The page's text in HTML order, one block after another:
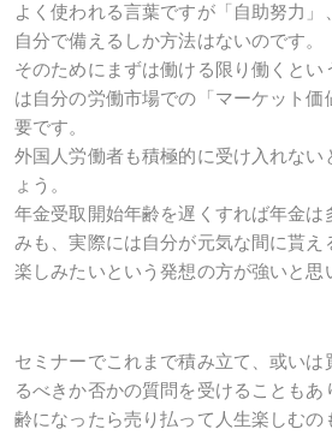
よく使われる言葉ですが「自助努力」
自分で備えるしか方法はないのです。
そのためにまずは働ける限り働くとい
は自分の労働市場での「マーケット
要です。
外国人労働者も積極的に受け入れない
ょう。
年金受取開始年齢を遅くすれば年金は
みも、実際には自分が元気な間に貰え
楽しみたいという発想の方が強いと思
セミナーでこれまで積み立て、或いは
るべきか否かの質問を受けることも
齢になったら売り払って人生楽しむの